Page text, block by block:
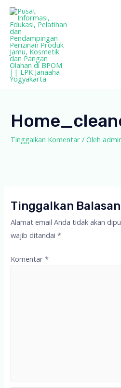
Lewati
konten
Tinggalkan Komentar / Oleh
Tinggalkan Balasan
Alamat email Anda tidak akan
wajib ditandai*
Komentar*